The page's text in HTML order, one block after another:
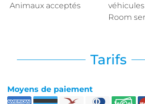
Animaux acceptés
Room
Tarifs
Moyens de paiement